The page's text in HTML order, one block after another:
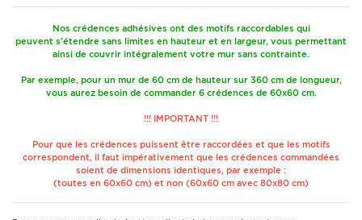
Nos crédences adhésives ont des motifs raccordables qui
peuvent s'étendre sans limites en hauteur et en largeur, vous permettant
ainsi de couvrir intégralement votre mur sans contrainte.
Par exemple, pour un mur de 60 cm de hauteur sur 360 cm de longueur,
vous aurez besoin de commander 6 crédences de 60x60 cm.
!!! IMPORTANT !!!
Pour que les crédences puissent être raccordées et que les motifs
correspondent, il faut impérativement que les crédences commandées
soient de dimensions identiques, par exemple :
(toutes en 60x60 cm) et non (60x60 cm avec 80x80 cm)